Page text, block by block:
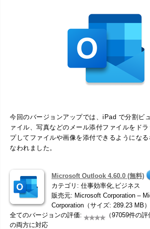
今回のバージョンアップでは、iPad で分割ビ
ァイル、写真などのメール添付ファイルをド
プしてファイルや画像を添付できるようにな
なわれました。
Microsoft Outlook 4.60.0 (無料)
カテゴリ: 仕事効率化,ビジネス
販売元: Microsoft Corporation –
Corporation（サイズ: 289.23 MB）
全てのバージョンの評価:
（97059件の評
の両方に対応